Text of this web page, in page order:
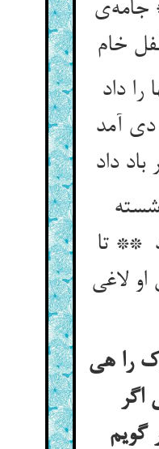
را داد
آمد
** تا
لاغی
را هی